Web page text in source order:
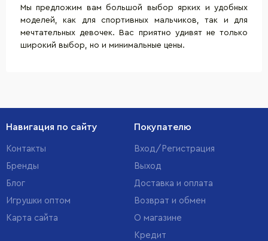
Мы предложим вам большой выбор ярких и удобных
моделей, как для спортивных мальчиков, так и для
мечтательных девочек. Вас приятно удивят не только
широкий выбор, но и минимальные цены.
Навигация по сайту
Контакты
Бренды
Блог
Игрушки оптом
Карта сайта
Покупателю
Вход/Регистрация
Выход
Доставка и оплата
Возврат и обмен
О магазине
Кредит